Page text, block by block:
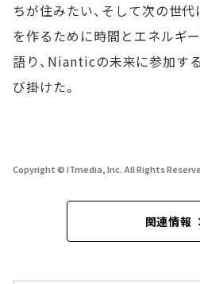
ちが住みたい、そして次の世
を作るために時間とエネルギ
語り、Nianticの未来に参加す
び掛けた。
Copyright © ITmedia, Inc. All Rights
関連情報